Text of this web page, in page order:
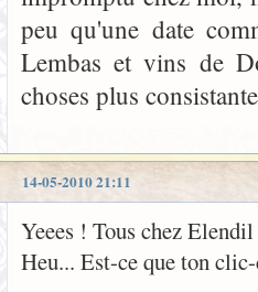
peu qu'une date
Lembas et vins de
choses plus
14-05-2010 21:11
Yeees ! Tous chez
Heu... Est-ce que ton